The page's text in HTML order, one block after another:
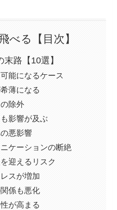
べる【目次】
路【10選】
能になるケース
薄になる
除外
影響が及ぶ
悪影響
ケーションの断絶
迎えるリスク
スが増加
係も悪化
が高まる